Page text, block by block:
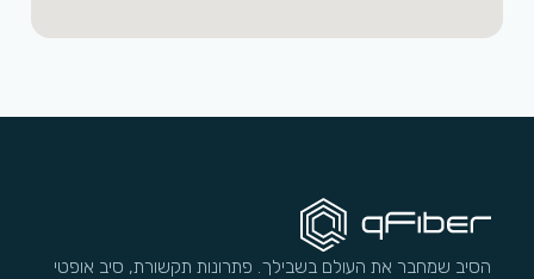
הסיב שמחבר את העולם בשבילך. פתרונות תקשורת, סיב אופטי